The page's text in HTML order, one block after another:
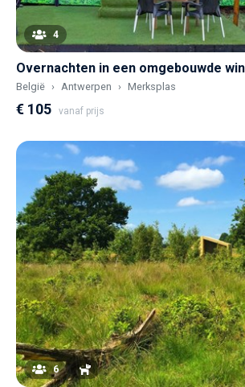
4
België Antwerpen Merksplas
€ 105 vanaf prijs
6